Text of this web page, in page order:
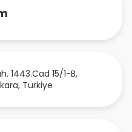
1443.Cad 15/1-B,
, Türkiye